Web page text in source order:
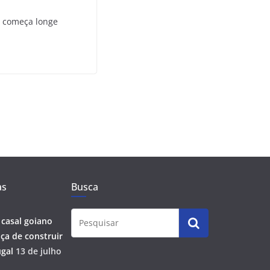
longe
goiano
de construir
13 de julho
Busca